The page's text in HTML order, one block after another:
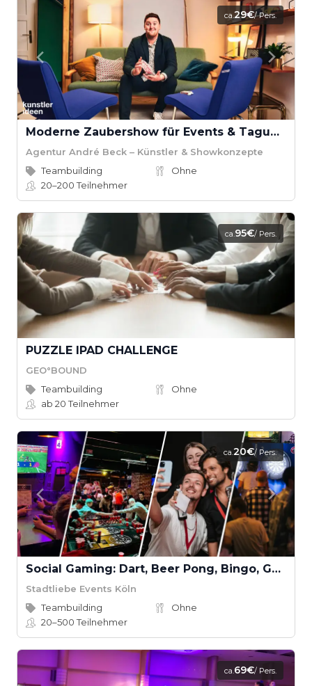
ca.29€/ Pers.
Moderne Zaubershow für Events & Tagungen
Agentur André Beck – Künstler & Showkonzepte
Teambuilding
Ohne
20–200Teilnehmer
ca.95€/ Pers.
PUZZLE IPAD CHALLENGE
GEO°BOUND
Teambuilding
Ohne
ab 20Teilnehmer
ca.20€/ Pers.
Social Gaming: Dart, Beer Pong, Bingo, Gaming, Kicker, Kneipenquiz & Schocken
Stadtliebe Events Köln
Teambuilding
Ohne
20–500Teilnehmer
ca.69€/ Pers.